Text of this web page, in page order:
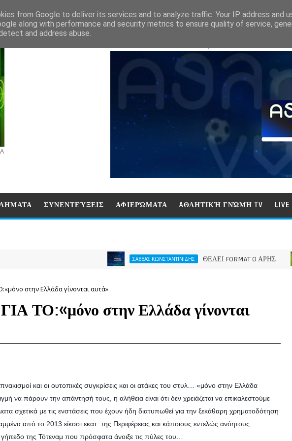
ΣΥΝΕΝΤΕΎΞΕΙΣ ΑΦΙΕΡΏΜΑΤΑ AΘΛΗΤΙΚΉ ΓΝΏΜΗ TV
ΣΑΒΒΑΣ ΚΩΝΣΤΑΝΤΙΝΙΔΗΣ ΘΕΛΕΙ FORMAT O ΑΡΗΣ
στην Ελλάδα γίνονται αυτά»
ΤΟ:«μόνο στην Ελλάδα γίνονται
και οι ουτοπικές συγκρίσεις και οι ατάκες του στυλ… «μόνο στην Ελλάδα
να πάρουν την απάντησή τους, η αλήθεια είναι ότι δεν χρειάζεται να επικαλεστούμε
σχετικά με τις ενστάσεις που έχουν ήδη διατυπωθεί για την ξεκάθαρη χρηματοδότηση
από το 2013 είκοσι εκατ. της Περιφέρειας και κάποιους εντελώς ανόητους
της Τότεναμ που πρόσφατα άνοιξε τις πύλες του…
from Google to deliver its services and to analyze traffic. Your IP address and
along with performance and security metrics to ensure quality of service,
and address abuse.